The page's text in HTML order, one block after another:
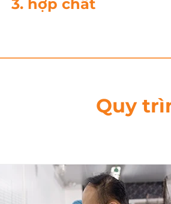
4. cắt đứt
Quy